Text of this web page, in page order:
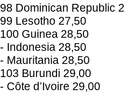
98 Dominican Republic
99 Lesotho 27,50
100 Guinea 28,50
- Indonesia 28,50
- Mauritania 28,50
103 Burundi 29,00
- Côte d’Ivoire 29,00